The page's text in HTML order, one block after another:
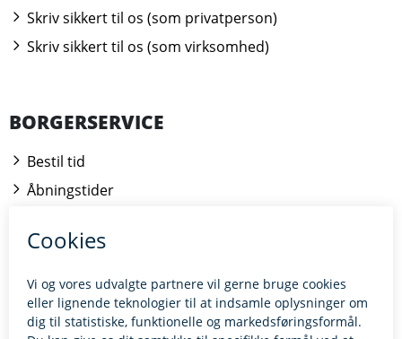
Skriv sikkert til os (som privatperson)
Skriv sikkert til os (som virksomhed)
BORGERSERVICE
Bestil tid
Åbningstider
Kontakt borgerrådgiveren
BILLUND.DK